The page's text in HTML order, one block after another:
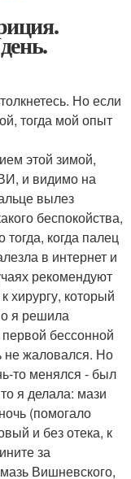
Но если
тогда мой опыт
этой зимой,
и видимо на
вылез
беспокойства,
тогда, когда палец
в интернет и
рекомендуют
хирургу, который
я решила
первой бессонной
не жаловался. Но
то менялся - был
я делала: мази
(помогало
и без отека, к
за
Вишневского,